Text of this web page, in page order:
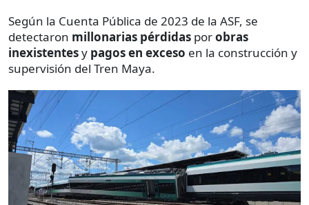
Según la Cuenta Pública de 2023 de la ASF, se
detectaron millonarias pérdidas porobras
inexistentesy pagos en exceso en la construcción y
supervisión del Tren Maya.